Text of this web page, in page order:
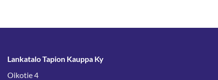
Lankatalo Tapion Kauppa Ky
Oikotie 4